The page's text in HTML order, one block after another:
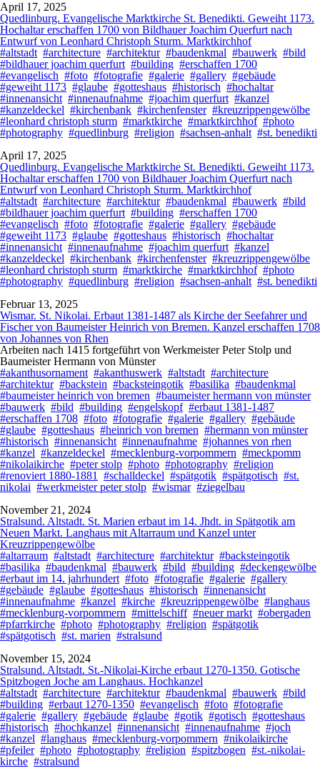
April 17, 2025
Quedlinburg. Evangelische Marktkirche St. Benedikti. Geweiht 1173.
Hochaltar erschaffen 1700 von Bildhauer Joachim Querfurt nach
Entwurf von Leonhard Christoph Sturm. Marktkirchhof
#altstadt #architecture #architektur #baudenkmal #bauwerk #bild
#bildhauer joachim querfurt #building #erschaffen 1700
#evangelisch #foto #fotografie #galerie #gallery #gebäude
#geweiht 1173 #glaube #gotteshaus #historisch #hochaltar
#innenansicht #innenaufnahme #joachim querfurt #kanzel
#kanzeldeckel #kirchenbank #kirchenfenster #kreuzrippengewölbe
#leonhard christoph sturm #marktkirche #marktkirchhof #photo
#photography #quedlinburg #religion #sachsen-anhalt #st. benedikti
April 17, 2025
Quedlinburg. Evangelische Marktkirche St. Benedikti. Geweiht 1173.
Hochaltar erschaffen 1700 von Bildhauer Joachim Querfurt nach
Entwurf von Leonhard Christoph Sturm. Marktkirchhof
#altstadt #architecture #architektur #baudenkmal #bauwerk #bild
#bildhauer joachim querfurt #building #erschaffen 1700
#evangelisch #foto #fotografie #galerie #gallery #gebäude
#geweiht 1173 #glaube #gotteshaus #historisch #hochaltar
#innenansicht #innenaufnahme #joachim querfurt #kanzel
#kanzeldeckel #kirchenbank #kirchenfenster #kreuzrippengewölbe
#leonhard christoph sturm #marktkirche #marktkirchhof #photo
#photography #quedlinburg #religion #sachsen-anhalt #st. benedikti
Februar 13, 2025
Wismar. St. Nikolai. Erbaut 1381-1487 als Kirche der Seefahrer und
Fischer von Baumeister Heinrich von Bremen. Kanzel erschaffen 1708
von Johannes von Rhen
Arbeiten nach 1415 fortgeführt von Werkmeister Peter Stolp und
Baumeister Hermann von Münster
#akanthusornament #akanthuswerk #altstadt #architecture
#architektur #backstein #backsteingotik #basilika #baudenkmal
#baumeister heinrich von bremen #baumeister hermann von münster
#bauwerk #bild #building #engelskopf #erbaut 1381-1487
#erschaffen 1708 #foto #fotografie #galerie #gallery #gebäude
#glaube #gotteshaus #heinrich von bremen #hermann von münster
#historisch #innenansicht #innenaufnahme #johannes von rhen
#kanzel #kanzeldeckel #mecklenburg-vorpommern #meckpomm
#nikolaikirche #peter stolp #photo #photography #religion
#renoviert 1880-1881
#schalldeckel #spätgotik #spätgotisch #st.
nikolai #werkmeister peter stolp #wismar #ziegelbau
November 21, 2024
Stralsund. Altstadt. St. Marien erbaut im 14. Jhdt. in Spätgotik am
Neuen Markt. Langhaus mit Altarraum und Kanzel unter
Kreuzrippengewölbe
#altarraum #altstadt #architecture #architektur #backsteingotik
#basilika #baudenkmal #bauwerk #bild #building #deckengewölbe
#erbaut im 14. jahrhundert #foto #fotografie #galerie #gallery
#gebäude #glaube #gotteshaus #historisch #innenansicht
#innenaufnahme #kanzel #kirche #kreuzrippengewölbe #langhaus
#mecklenburg-vorpommern #mittelschiff #neuer markt #obergaden
#pfarrkirche #photo #photography #religion #spätgotik
#spätgotisch #st. marien #stralsund
November 15, 2024
Stralsund. Altstadt. St.-Nikolai-Kirche erbaut 1270-1350. Gotische
Spitzbogen Joche am Langhaus. Hochkanzel
#altstadt #architecture #architektur #baudenkmal #bauwerk #bild
#building #erbaut 1270-1350 #evangelisch #foto #fotografie
#galerie #gallery #gebäude #glaube #gotik #gotisch #gotteshaus
#historisch #hochkanzel #innenansicht #innenaufnahme #joch
#kanzel #langhaus #mecklenburg-vorpommern #nikolaikirche
#pfeiler #photo #photography #religion #spitzbogen #st.-nikolai-
kirche #stralsund